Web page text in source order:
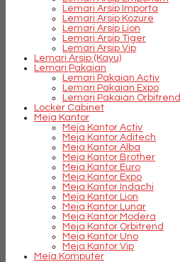
Lemari Arsip Importa
Lemari Arsip Kozure
Lemari Arsip Lion
Lemari Arsip Tiger
Lemari Arsip Vip
Lemari Arsip (Kayu)
Lemari Pakaian
Lemari Pakaian Activ
Lemari Pakaian Expo
Lemari Pakaian Orbitrend
Locker Cabinet
Meja Kantor
Meja Kantor Activ
Meja Kantor Aditech
Meja Kantor Alba
Meja Kantor Brother
Meja Kantor Euro
Meja Kantor Expo
Meja Kantor Indachi
Meja Kantor Lion
Meja Kantor Lunar
Meja Kantor Modera
Meja Kantor Orbitrend
Meja Kantor Uno
Meja Kantor Vip
Meja Komputer